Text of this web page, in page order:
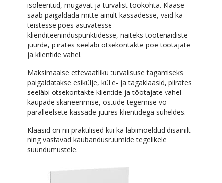
isoleeritud, mugavat ja turvalist töökohta. Klaase
saab paigaldada mitte ainult kassadesse, vaid ka
teistesse poes asuvatesse
klienditeeninduspunktidesse, näiteks tootenäidiste
juurde, piirates seeläbi otsekontakte poe töötajate
ja klientide vahel.
Maksimaalse ettevaatliku turvalisuse tagamiseks
paigaldatakse esikülje, külje- ja tagaklaasid, piirates
seeläbi otsekontakte klientide ja töötajate vahel
kaupade skaneerimise, ostude tegemise või
paralleelsete kassade juures klientidega suheldes.
Klaasid on nii praktilised kui ka läbimõeldud disainilt
ning vastavad kaubandusruumide tegelikele
suundumustele.